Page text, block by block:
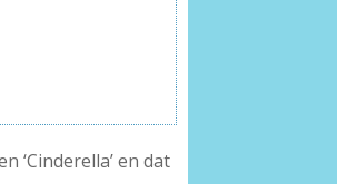
‘Cinderella’ en dat